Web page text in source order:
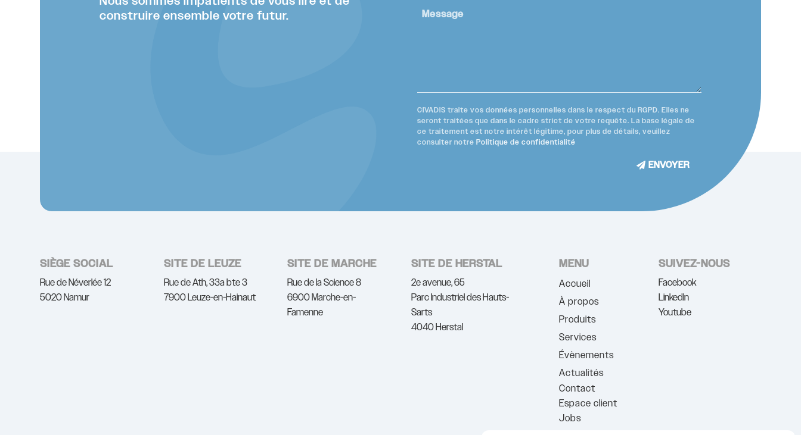
construire ensemble votre futur.
CIVADIS traite vos données personnelles dans le respect du RGPD. Elles ne
seront traitées que dans le cadre strict de votre requête. La base légale de
ce traitement est notre intérêt légitime, pour plus de détails, veuillez
consulter notrePolitique de confidentialité
ENVOYER
SIÈGE SOCIAL
Rue de Néverlée 12
5020 Namur
SITE DE LEUZE
Rue de Ath, 33a bte 3
7900 Leuze-en-Hainaut
SITE DE MARCHE
Rue de la Science 8
6900 Marche-en-
Famenne
SITE DE HERSTAL
2e avenue, 65
Parc Industriel des Hauts-
Sarts
4040 Herstal
MENU
Accueil
À propos
Produits
Services
Évènements
Actualités
Contact
Espace client
Jobs
SUIVEZ-NOUS
Facebook
LinkedIn
Youtube